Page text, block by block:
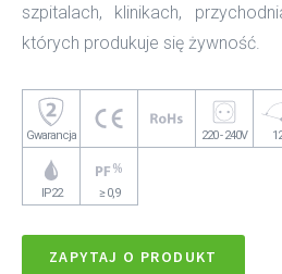
szpitalach, klinikach,
których produkuje się żywność.
Gwarancja 220 - 240V
IP22 ≥ 0,9
ZAPYTAJ O PRODUKT